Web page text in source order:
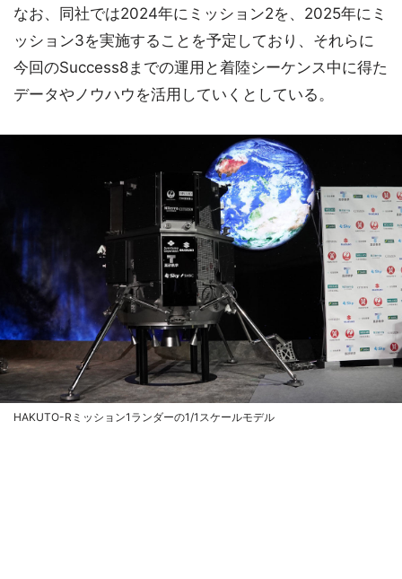
なお、同社では2024年にミッション2を、2025年にミ
ッション3を実施することを予定しており、それらに
今回のSuccess8までの運用と着陸シーケンス中に得た
データやノウハウを活用していくとしている。
HAKUTO-Rミッション1ランダーの1/1スケールモデル